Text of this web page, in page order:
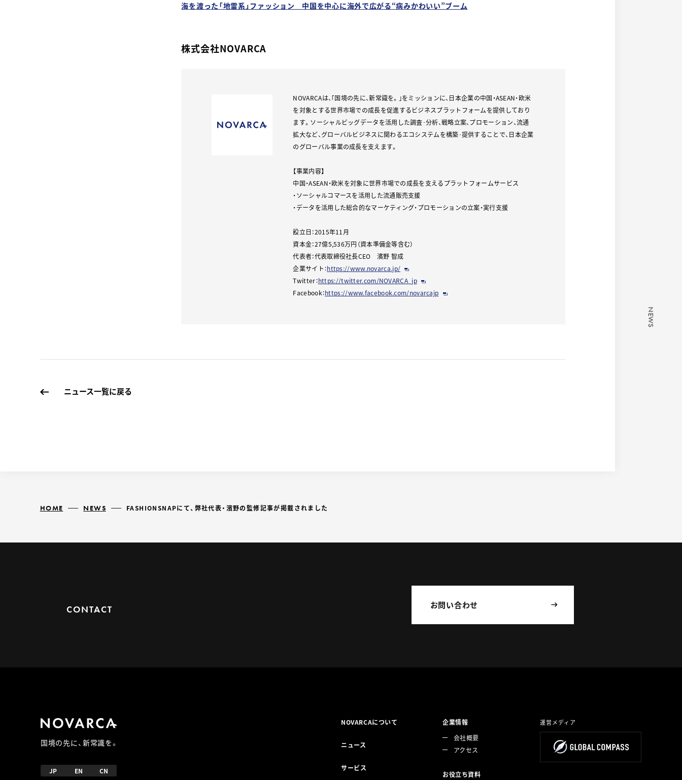
NEWS
NEWS
海を渡った「地雷系」ファッション 中国を中心に海外で広がる“病みかわいい”ブーム
株式会社NOVARCA
NOVARCAは、｢国境の先に、新常識を。｣をミッションに、日本企業の中国・ASEAN・欧米
を対象とする世界市場での成長を促進するビジネスプラットフォームを提供しており
ます。ソーシャルビッグデータを活用した調査･分析、戦略立案、プロモーション、流通
拡大など、グローバルビジネスに関わるエコシステムを構築･提供することで、日本企業
のグローバル事業の成長を支えます。
【事業内容】
中国・ASEAN・欧米を対象に世界市場での成長を支えるプラットフォームサービス
・ソーシャルコマースを活用した流通販売支援
・データを活用した総合的なマーケティング・プロモーションの立案・実行支援
設立日：2015年11月
資本金：27億5,536万円（資本準備金等含む）
代表者：代表取締役社長CEO 濱野 智成
企業サイト：https://www.novarca.jp/
Twitter：https://twitter.com/NOVARCA_jp
Facebook：https://www.facebook.com/novarcajp
ニュース一覧に戻る
HOME NEWS FASHIONSNAPにて、弊社代表・濱野の監修記事が掲載されました
CONTACT お問い合わせ
国境の先に、新常識を。
JP EN CN
NOVARCAについて
ニュース
サービス
企業情報
会社概要
アクセス
お役立ち資料
運営メディア